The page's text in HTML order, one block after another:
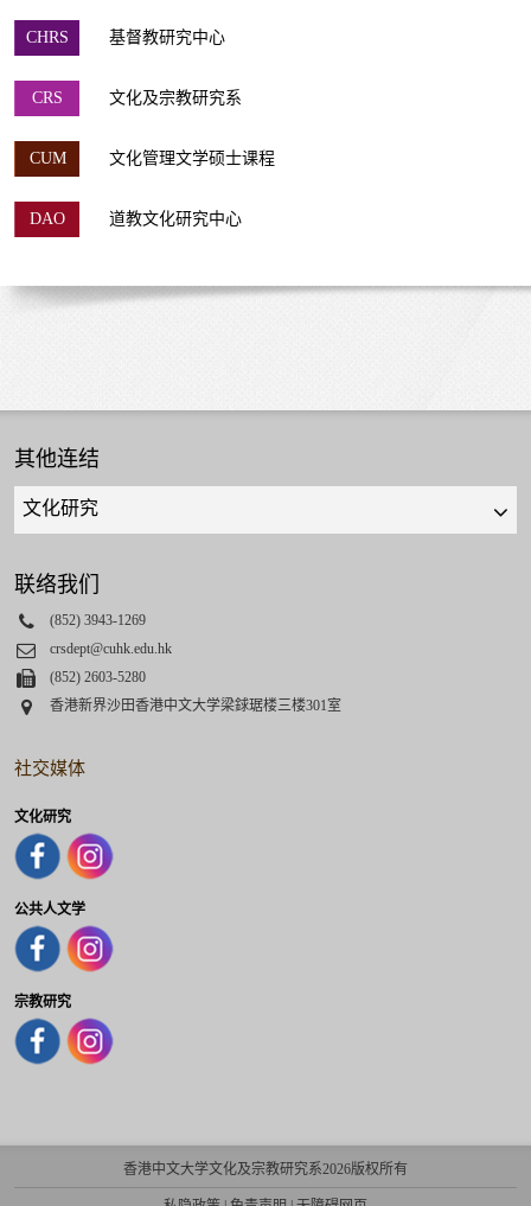
CHRS 基督教研究中心
CRS 文化及宗教研究系
CUM 文化管理文学硕士课程
DAO 道教文化研究中心
其他连结
Quick
links
select
联络我们
Phone
(852) 3943-1269
Email
crsdept@cuhk.edu.hk
Fax(852) 2603-5280
Address
香港新界沙田香港中文大学梁銶琚楼三楼301室
社交媒体
文化研究
公共人文学
宗教研究
香港中文大学文化及宗教研究系2026版权所有